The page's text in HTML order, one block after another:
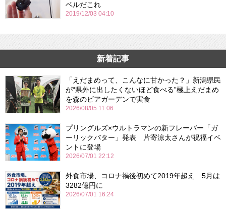
ベルだこれ
2019/12/03 04:10
新着記事
「えだまめって、こんなに甘かった？」新潟県民
が“県外に出したくないほど食べる”極上えだまめ
を森のビアガーデンで実食
2026/08/05 11:06
プリングルズ×ウルトラマンの新フレーバー「ガ
ーリックバター」発表 片寄涼太さんが祝福イベ
ントに登場
2026/07/01 22:12
外食市場、コロナ禍後初めて2019年超え 5月は
3282億円に
2026/07/01 16:24